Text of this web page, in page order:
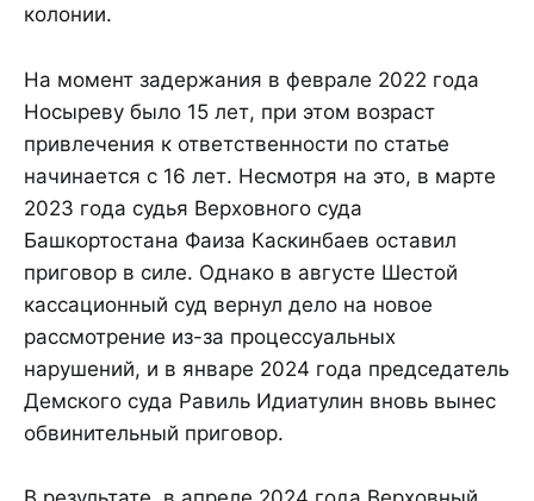
колонии.
На момент задержания в феврале 2022 года
Носыреву было 15 лет, при этом возраст
привлечения к ответственности по статье
начинается с 16 лет. Несмотря на это, в марте
2023 года судья Верховного суда
Башкортостана Фаиза Каскинбаев оставил
приговор в силе. Однако в августе Шестой
кассационный суд вернул дело на новое
рассмотрение из-за процессуальных
нарушений, и в январе 2024 года председатель
Демского суда Равиль Идиатулин вновь вынес
обвинительный приговор.